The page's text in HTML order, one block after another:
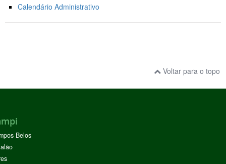
Calendário Administrativo
Voltar para o topo
Belos